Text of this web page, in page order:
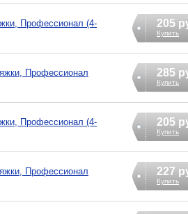
Профессионал (4-
205
Купить
Профессионал
285
Купить
Профессионал (4-
205
Купить
Профессионал
227
Купить